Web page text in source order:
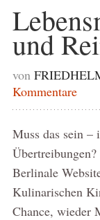
und
von
Kommentare
Muss das sein –
Berlinale
Kulinarischen
Chance, wieder